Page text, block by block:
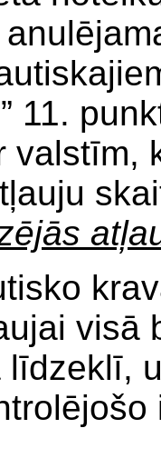
11.
valstīm,
visā
līdzeklī,